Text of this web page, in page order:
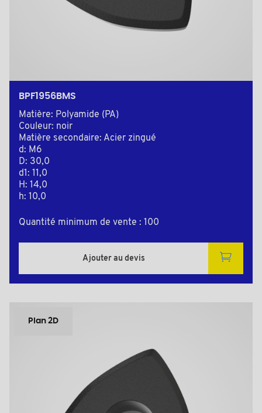
BPF1956BMS
Matière: Polyamide (PA)
Couleur: noir
Matière secondaire: Acier zingué
d: M6
D: 30,0
d1: 11,0
H: 14,0
h: 10,0
Quantité minimum de vente : 100
Ajouter au devis
Plan 2D